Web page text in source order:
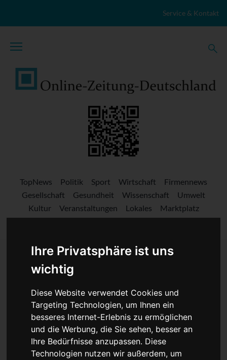
Ihre Privatsphäre ist uns
wichtig
Diese Website verwendet Cookies und
Targeting Technologien, um Ihnen ein
besseres Internet-Erlebnis zu ermöglichen
und die Werbung, die Sie sehen, besser an
Ihre Bedürfnisse anzupassen. Diese
Technologien nutzen wir außerdem, um
Service & Kontakt
TopNews Politik Sport Wirtschaft
Firmennews
Gesellschaft
Gesundheit Wissenschaft
Umwelt
Kultur
Veranstaltungen Lokales
Marktplatz
Stellenangebote
Nach Sicherheitsrats-
Niederlage: Streit über
Deutschlands UN-
Beiträge eskaliert